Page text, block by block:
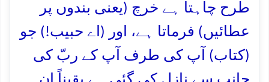
طرح چاہتا ہے خرچ (یعنی بندوں پر
عطائیں) فرماتا ہے، اور (اے حبیب!) جو
(کتاب) آپ کی طرف آپ کے ربّ کی